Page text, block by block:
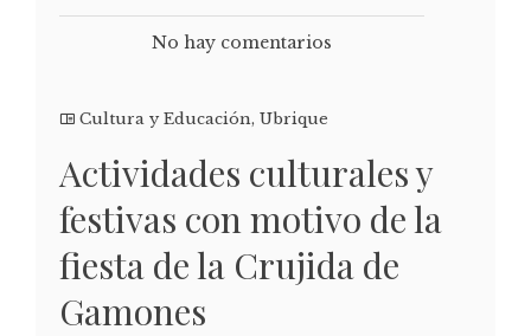
No hay comentarios
Cultura y Educación, Ubrique
Actividades culturales y
festivas con motivo de la
fiesta de la Crujida de
Gamones